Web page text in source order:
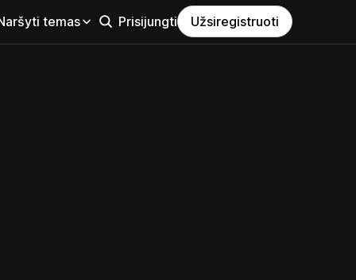
temas Prisijungti Užsiregistruoti